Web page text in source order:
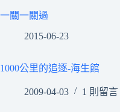
一關一關過
2015-06-23
1000公里的追逐-海生館
2009-04-03 1 則留言